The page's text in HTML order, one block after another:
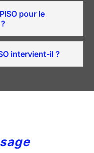
pour le
intervient-il ?